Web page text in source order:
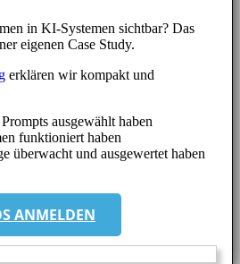
in KI-Systemen sichtbar? Das
eigenen Case Study.
erklären wir kompakt und
ausgewählt haben
funktioniert haben
überwacht und ausgewertet haben
ANMELDEN